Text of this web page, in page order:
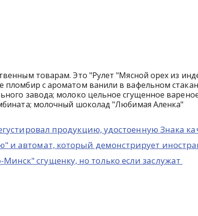
товарам. Это "Рулет "Мясной орех из
с ароматом ванили в вафельном
завода; молоко цельное сгущенное
молочный шоколад "Любимая Аленка"
продукцию, удостоенную Знака
и автомат, который демонстрирует
сгущенку, но только если заслужат